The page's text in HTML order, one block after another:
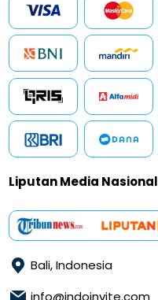
Liputan Media Nasional
Bali, Indonesia
info@indoinvite.com